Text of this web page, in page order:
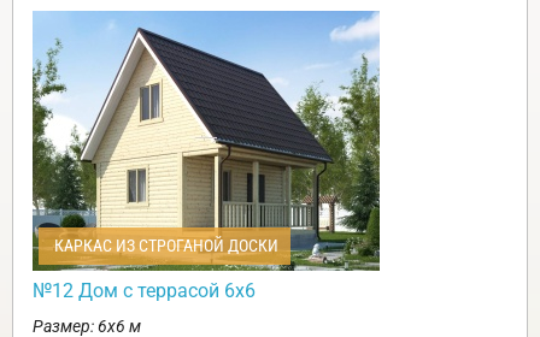
КАРКАС ИЗ СТРОГАНОЙ ДОСКИ
№12 Дом с террасой 6х6
Размер: 6х6 м